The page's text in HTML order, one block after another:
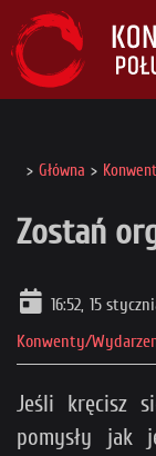
Główna
Zostań
16:52, 15
Konwenty/
Jeśli kręcisz
pomysły jak